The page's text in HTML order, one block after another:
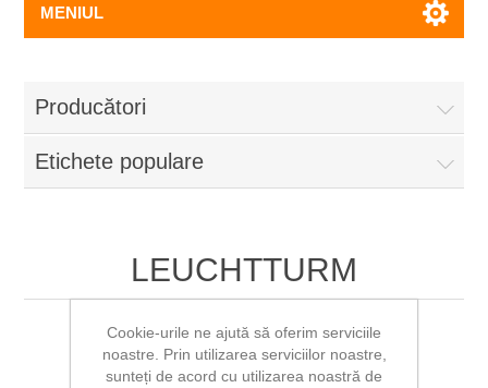
MENIUL
Producători
Etichete populare
LEUCHTTURM
Cookie-urile ne ajută să oferim serviciile
noastre. Prin utilizarea serviciilor noastre,
sunteți de acord cu utilizarea noastră de